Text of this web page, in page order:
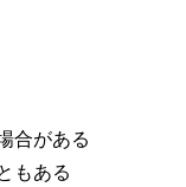
合がある
もある